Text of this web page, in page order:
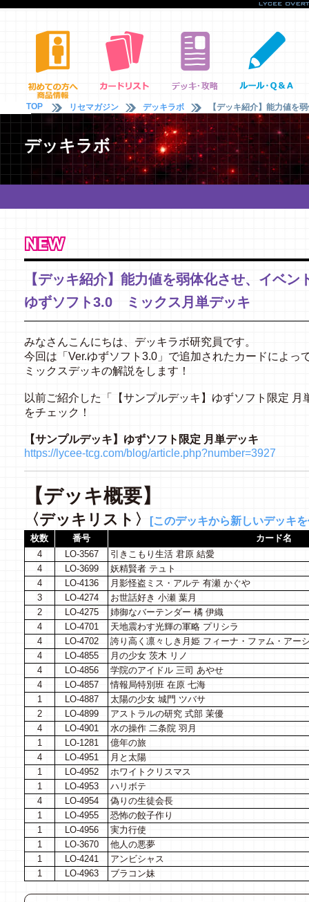
TOP リセマガジン デッキラボ 【デッキ紹介】能力値を
デッキラボ
【デッキ紹介】能力値を弱体化させ、イベン
ゆずソフト3.0 ミックス月単デッキ
みなさんこんにちは、デッキラボ研究員です。
今回は「Ver.ゆずソフト3.0」で追加されたカードによっ
ミックスデッキの解説をします！
以前ご紹介した「【サンプルデッキ】ゆずソフト限定
をチェック！
【サンプルデッキ】ゆずソフト限定 月単デッキ
https://lycee-tcg.com/blog/article.php?number=3927
【デッキ概要】
〈デッキリスト〉 [このデッキから新しいデッキ
枚数 番号
カード名
4
LO-3567
引きこもり生活 君原 結愛
4
LO-3699
妖精賢者 テュト
4
LO-4136
月影怪盗ミス・アルテ 有瀬 かぐや
3
LO-4274
お世話好き 小瀬 葉月
2
LO-4275
姉御なバーテンダー 橘 伊織
4
LO-4701
天地震わす光輝の軍略 プリシラ
4
LO-4702
誇り高く凛々しき月姫 フィーナ・ファム・アー
4
LO-4855
月の少女 茨木 リノ
4
LO-4856
学院のアイドル 三司 あやせ
4
LO-4857
情報局特別班 在原 七海
1
LO-4887
太陽の少女 城門 ツバサ
2
LO-4899
アストラルの研究 式部 茉優
4
LO-4901
水の操作 二条院 羽月
1
LO-1281
億年の旅
4
LO-4951
月と太陽
1
LO-4952
ホワイトクリスマス
1
LO-4953
ハリボテ
4
LO-4954
偽りの生徒会長
1
LO-4955
恐怖の餃子作り
1
LO-4956
実力行使
1
LO-3670
他人の悪夢
1
LO-4241
アンビシャス
1
LO-4963 ブラコン妹